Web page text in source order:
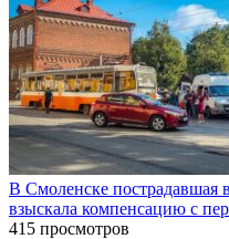
В Смоленске
взыскала компенсацию с
415 просмотров